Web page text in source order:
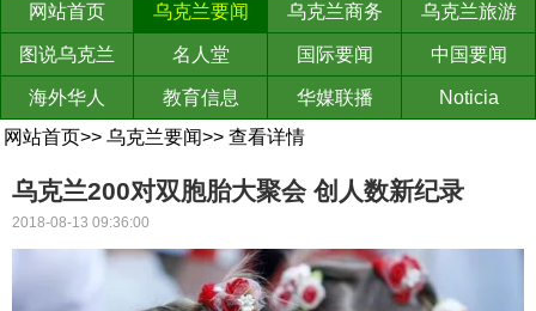
网站首页 乌克兰要闻 乌克兰商务 乌克兰旅游
图说乌克兰 名人堂 国际要闻 中国要闻
海外华人 教育信息 华媒联播
Noticia
网站首页>> 乌克兰要闻>> 查看详情
乌克兰200对双胞胎大聚会 创人数新纪录
2018-08-13 09:36:00